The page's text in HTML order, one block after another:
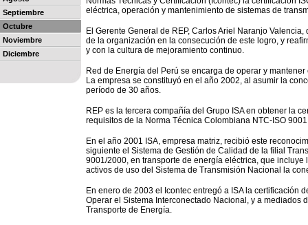
Septiembre
Octubre
Noviembre
Diciembre
eléctrica, operación y mantenimiento de sistemas de
El Gerente General de REP, Carlos Ariel Naranjo
de la organización en la consecución de este logro, y
y con la cultura de mejoramiento continuo.
Red de Energía del Perú se encarga de operar y
La empresa se constituyó en el año 2002, al asumir la
período de 30 años.
REP es la tercera compañía del Grupo ISA en obtener la
requisitos de la Norma Técnica Colombiana NTC-ISO
En el año 2001 ISA, empresa matriz, recibió este
siguiente el Sistema de Gestión de Calidad de la filial
9001/2000, en transporte de energía eléctrica, que
activos de uso del Sistema de Transmisión Nacional la
En enero de 2003 el Icontec entregó a ISA la certificación
Operar el Sistema Interconectado Nacional, y a
Transporte de Energía.